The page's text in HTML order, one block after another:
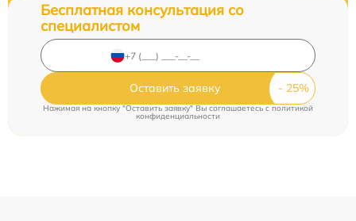
Бесплатная консультация со
специалистом
Оставить заявку
Нажимая на кнопку "Оставить заявку" Вы соглашаетесь c политикой
конфиденциальности